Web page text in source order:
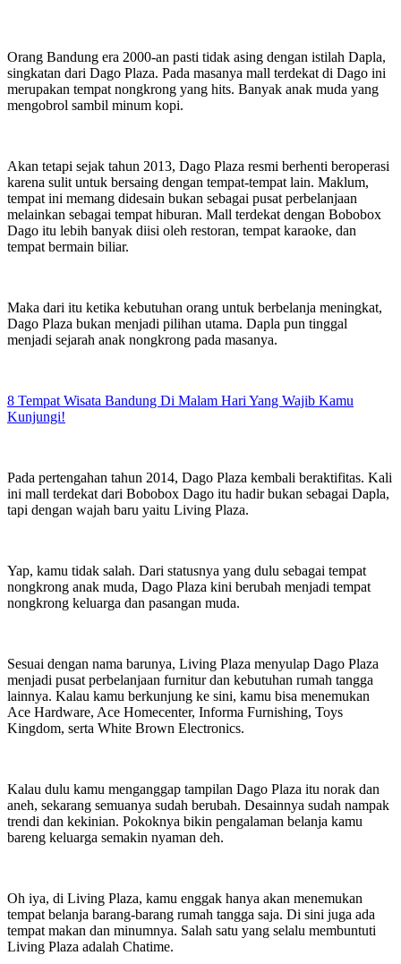
Orang Bandung era 2000-an pasti tidak asing dengan istilah Dapla,
singkatan dari Dago Plaza. Pada masanya mall terdekat di Dago ini
merupakan tempat nongkrong yang hits. Banyak anak muda yang
mengobrol sambil minum kopi.
Akan tetapi sejak tahun 2013, Dago Plaza resmi berhenti beroperasi
karena sulit untuk bersaing dengan tempat-tempat lain. Maklum,
tempat ini memang didesain bukan sebagai pusat perbelanjaan
melainkan sebagai tempat hiburan. Mall terdekat dengan Bobobox
Dago itu lebih banyak diisi oleh restoran, tempat karaoke, dan
tempat bermain biliar.
Maka dari itu ketika kebutuhan orang untuk berbelanja meningkat,
Dago Plaza bukan menjadi pilihan utama. Dapla pun tinggal
menjadi sejarah anak nongkrong pada masanya.
8 Tempat Wisata Bandung Di Malam Hari Yang Wajib Kamu
Kunjungi!
Pada pertengahan tahun 2014, Dago Plaza kembali beraktifitas. Kali
ini mall terdekat dari Bobobox Dago itu hadir bukan sebagai Dapla,
tapi dengan wajah baru yaitu Living Plaza.
Yap, kamu tidak salah. Dari statusnya yang dulu sebagai tempat
nongkrong anak muda, Dago Plaza kini berubah menjadi tempat
nongkrong keluarga dan pasangan muda.
Sesuai dengan nama barunya, Living Plaza menyulap Dago Plaza
menjadi pusat perbelanjaan furnitur dan kebutuhan rumah tangga
lainnya. Kalau kamu berkunjung ke sini, kamu bisa menemukan
Ace Hardware, Ace Homecenter, Informa Furnishing, Toys
Kingdom, serta White Brown Electronics.
Kalau dulu kamu menganggap tampilan Dago Plaza itu norak dan
aneh, sekarang semuanya sudah berubah. Desainnya sudah nampak
trendi dan kekinian. Pokoknya bikin pengalaman belanja kamu
bareng keluarga semakin nyaman deh.
Oh iya, di Living Plaza, kamu enggak hanya akan menemukan
tempat belanja barang-barang rumah tangga saja. Di sini juga ada
tempat makan dan minumnya. Salah satu yang selalu membuntuti
Living Plaza adalah Chatime.